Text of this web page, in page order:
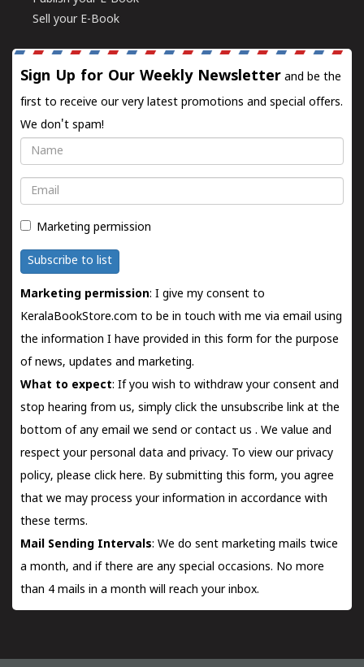
Sell your E-Book
Sign Up for Our Weekly Newsletter and be the
first to receive our very latest promotions and special offers.
We don't spam!
Name
Email
Marketing permission
Subscribe to list
Marketing permission: I give my consent to
KeralaBookStore.com to be in touch with me via email using
the information I have provided in this form for the purpose
of news, updates and marketing.
What to expect: If you wish to withdraw your consent and
stop hearing from us, simply click the unsubscribe link at the
bottom of any email we send orcontact us . We value and
respect your personal data and privacy. To view our privacy
policy, please click here. By submitting this form, you agree
that we may process your information in accordance with
these terms.
Mail Sending Intervals: We do sent marketing mails twice
a month, and if there are any special occasions. No more
than 4 mails in a month will reach your inbox.